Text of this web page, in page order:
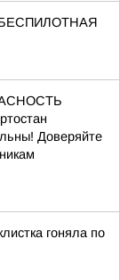
БЕСПИЛОТНАЯ
Доверяйте
гоняла по